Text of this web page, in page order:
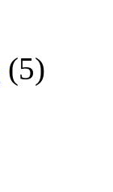
(5)